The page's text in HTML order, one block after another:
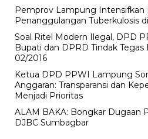
Pemprov Lampung Intensifkan
Penanggulangan Tuberkulosis
Soal Ritel Modern Ilegal, DPD
Bupati dan DPRD Tindak
02/2016
Ketua DPD PPWI Lampung
Anggaran: Transparansi dan
Menjadi Prioritas
ALAM BAKA: Bongkar Dugaan
DJBC Sumbagbar